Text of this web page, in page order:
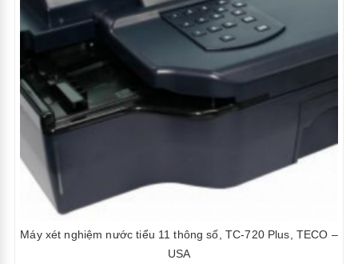
Máy xét nghiệm nước tiểu 11 thông số, TC-720 Plus, TECO –
USA